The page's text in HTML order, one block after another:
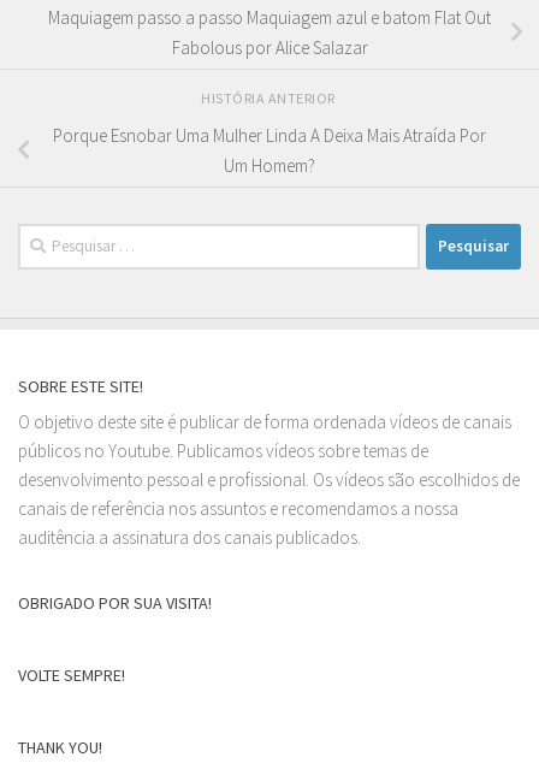
Maquiagem passo a passo Maquiagem azul e batom Flat Out
Fabolous por Alice Salazar
HISTÓRIA ANTERIOR
Porque Esnobar Uma Mulher Linda A Deixa Mais Atraída Por
Um Homem?
Pesquisar
por:
SOBRE ESTE SITE!
O objetivo deste site é publicar de forma ordenada vídeos de canais
públicos no Youtube. Publicamos vídeos sobre temas de
desenvolvimento pessoal e profissional. Os vídeos são escolhidos de
canais de referência nos assuntos e recomendamos a nossa
auditência a assinatura dos canais publicados.
OBRIGADO POR SUA VISITA!
VOLTE SEMPRE!
THANK YOU!